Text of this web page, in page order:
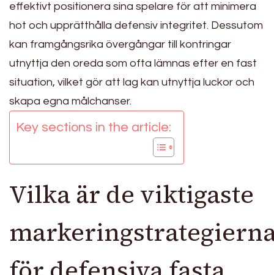
effektivt positionera sina spelare för att minimera
hot och upprätthålla defensiv integritet. Dessutom
kan framgångsrika övergångar till kontringar
utnyttja den oreda som ofta lämnas efter en fast
situation, vilket gör att lag kan utnyttja luckor och
skapa egna målchanser.
Key sections in the article:
Vilka är de viktigaste